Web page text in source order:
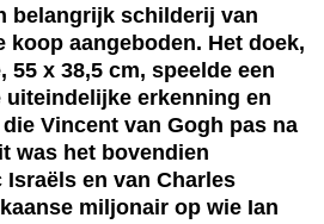
belangrijk schilderij van
koop aangeboden. Het doek,
55 x 38,5 cm, speelde een
erkenning en
Vincent van Gogh pas na
was het bovendien
en van Charles
miljonair op wie Ian